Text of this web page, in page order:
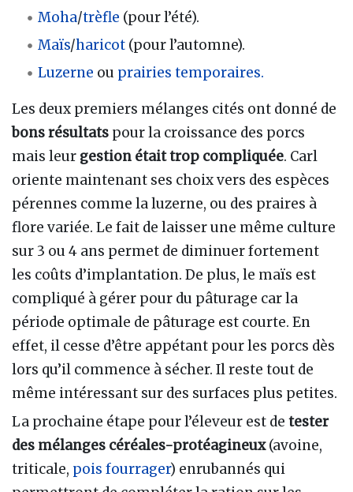
Moha/trèfle (pour l’été).
Maïs/haricot (pour l’automne).
Luzerne ou prairies temporaires.
Les deux premiers mélanges cités ont donné de
bons résultats pour la croissance des porcs
mais leur gestion était trop compliquée. Carl
oriente maintenant ses choix vers des espèces
pérennes comme la luzerne, ou des praires à
flore variée. Le fait de laisser une même culture
sur 3 ou 4 ans permet de diminuer fortement
les coûts d’implantation. De plus, le maïs est
compliqué à gérer pour du pâturage car la
période optimale de pâturage est courte. En
effet, il cesse d’être appétant pour les porcs dès
lors qu’il commence à sécher. Il reste tout de
même intéressant sur des surfaces plus petites.
La prochaine étape pour l’éleveur est de tester
des mélanges céréales-protéagineux(avoine,
triticale, pois fourrager) enrubannés qui